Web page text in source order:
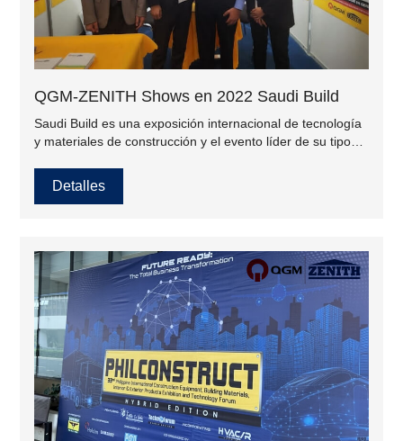
QGM-ZENITH Shows en 2022 Saudi Build
Saudi Build es una exposición internacional de tecnología
y materiales de construcción y el evento líder de su tipo
representadas y traen lo mejor de la tecnología y los
productos de construcción del mundo al corazón del
Detalles